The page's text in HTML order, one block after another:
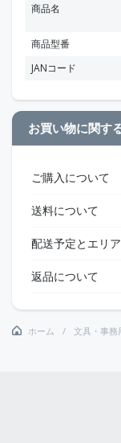
商品名
商品型番
JANコード
お買い物に関す
ご購入について
送料について
配送予定とエリ
返品について
ホーム 文具・事務